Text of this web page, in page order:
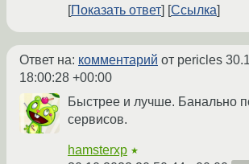
Показать ответ
Ссылка
Ответ на: комментарий от pericles
18:00:28 +00:00
Быстрее и лучше. Банально
сервисов.
hamsterxp ★